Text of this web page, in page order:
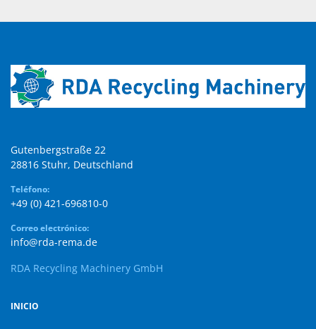
Gutenbergstraße 22
28816 Stuhr, Deutschland
Teléfono:
+49 (0) 421-696810-0
Correo electrónico:
info@rda-rema.de
RDA Recycling Machinery GmbH
INICIO